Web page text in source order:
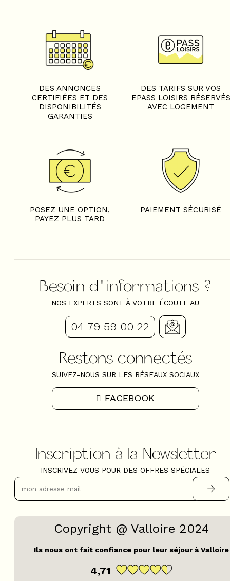
DES ANNONCES
CERTIFIÉES ET DES
DISPONIBILITÉS
GARANTIES
DES TARIFS SUR VOS
EPASS LOISIRS RÉSERVÉS
AVEC LOGEMENT
POSEZ UNE OPTION,
PAYEZ PLUS TARD
PAIEMENT SÉCURISÉ
Besoin d'informations ?
NOS EXPERTS SONT À VOTRE ÉCOUTE AU
04 79 59 00 22
Restons connectés
SUIVEZ-NOUS SUR LES RÉSEAUX SOCIAUX
FACEBOOK
Inscription à la Newsletter
INSCRIVEZ-VOUS POUR DES OFFRES SPÉCIALES
Copyright @ Valloire 2024
Ils nous ont fait confiance pour leur séjour à Valloire
4,71